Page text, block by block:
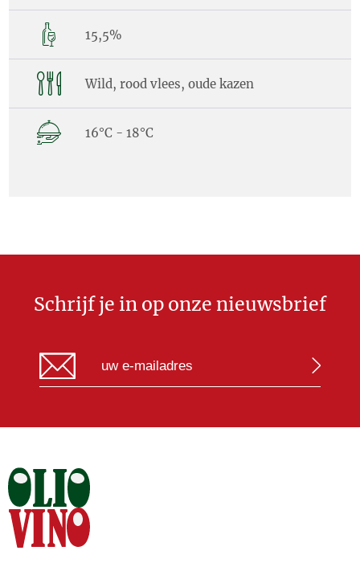
15,5%
Wild, rood vlees, oude kazen
16°C - 18°C
Schrijf je in op onze nieuwsbrief